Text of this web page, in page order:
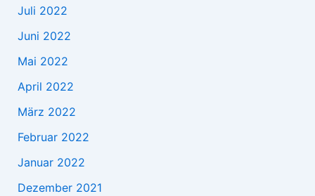
Juli 2022
Juni 2022
Mai 2022
April 2022
März 2022
Februar 2022
Januar 2022
Dezember 2021